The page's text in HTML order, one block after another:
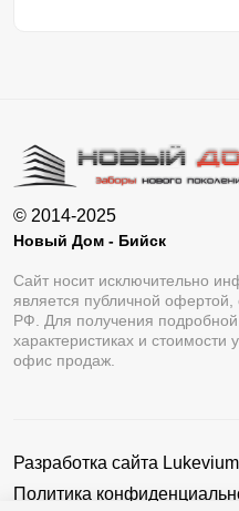
© 2014-2025
Новый Дом - Бийск
Сайт носит исключительно
является публичной
РФ. Для получения
характеристиках и стоимости
офис продаж.
Разработка сайта Lukevium
Политика